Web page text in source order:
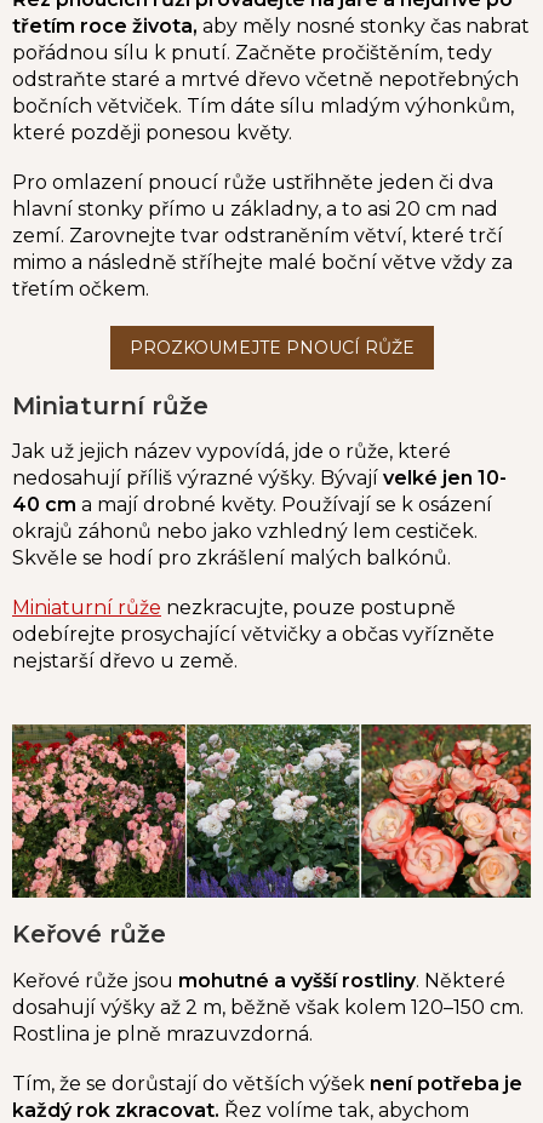
třetím roce života, aby měly nosné stonky čas nabrat
pořádnou sílu k pnutí. Začněte pročištěním, tedy
odstraňte staré a mrtvé dřevo včetně nepotřebných
bočních větviček. Tím dáte sílu mladým výhonkům,
které později ponesou květy.
Pro omlazení pnoucí růže ustřihněte jeden či dva
hlavní stonky přímo u základny, a to asi 20 cm nad
zemí. Zarovnejte tvar odstraněním větví, které trčí
mimo a následně stříhejte malé boční větve vždy za
třetím očkem.
Miniaturní růže
Jak už jejich název vypovídá, jde o růže, které
nedosahují příliš výrazné výšky. Bývají velké jen 10-
40 cm a mají drobné květy. Používají se k osázení
okrajů záhonů nebo jako vzhledný lem cestiček.
Skvěle se hodí pro zkrášlení malých balkónů.
Miniaturní růže nezkracujte, pouze postupně
odebírejte prosychající větvičky a občas vyřízněte
nejstarší dřevo u země.
Keřové růže
Keřové růže jsou mohutné a vyšší rostliny. Některé
dosahují výšky až 2 m, běžně však kolem 120–150 cm.
Rostlina je plně mrazuvzdorná.
Tím, že se dorůstají do větších výšek není potřeba je
každý rok zkracovat. Řez volíme tak, abychom